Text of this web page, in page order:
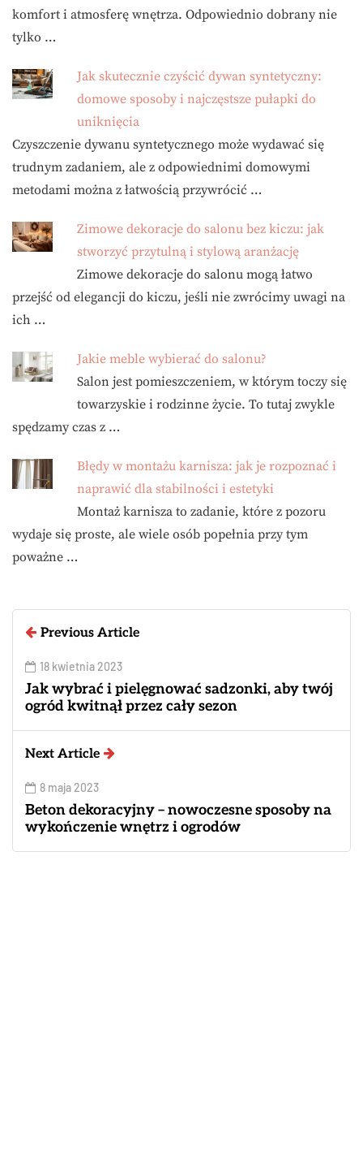
komfort i atmosferę wnętrza. Odpowiednio dobrany nie
tylko …
Jak skutecznie czyścić dywan syntetyczny:
domowe sposoby i najczęstsze pułapki do
uniknięcia
Czyszczenie dywanu syntetycznego może wydawać się
trudnym zadaniem, ale z odpowiednimi domowymi
metodami można z łatwością przywrócić …
Zimowe dekoracje do salonu bez kiczu: jak
stworzyć przytulną i stylową aranżację
Zimowe dekoracje do salonu mogą łatwo
przejść od elegancji do kiczu, jeśli nie zwrócimy uwagi na
ich …
Jakie meble wybierać do salonu?
Salon jest pomieszczeniem, w którym toczy się
towarzyskie i rodzinne życie. To tutaj zwykle
spędzamy czas z …
Błędy w montażu karnisza: jak je rozpoznać i
naprawić dla stabilności i estetyki
Montaż karnisza to zadanie, które z pozoru
wydaje się proste, ale wiele osób popełnia przy tym
poważne …
Previous Article
18 kwietnia 2023
Jak wybrać i pielęgnować sadzonki, aby twój
ogród kwitnął przez cały sezon
Next Article
8 maja 2023
Beton dekoracyjny – nowoczesne sposoby na
wykończenie wnętrz i ogrodów